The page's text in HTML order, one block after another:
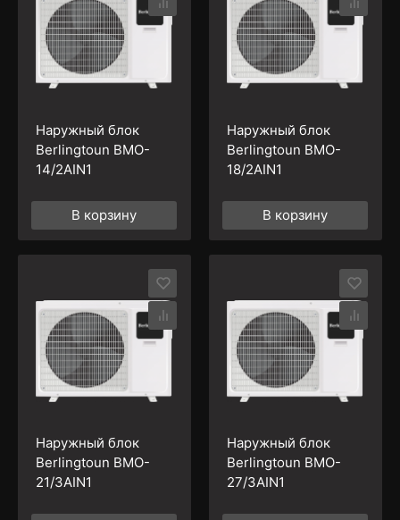
Наружный блок
Berlingtoun BMO-
14/2AIN1
В корзину
Наружный блок
Berlingtoun BMO-
18/2AIN1
В корзину
Наружный блок
Berlingtoun BMO-
21/3AIN1
Наружный блок
Berlingtoun BMO-
27/3AIN1